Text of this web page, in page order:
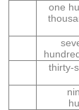
one
thirty-